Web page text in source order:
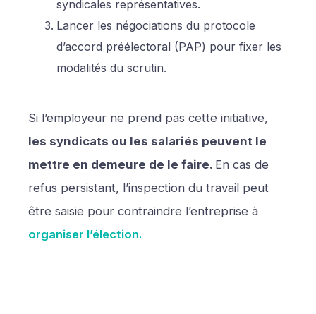
syndicales représentatives.
Lancer les négociations du protocole
d’accord préélectoral (PAP) pour fixer les
modalités du scrutin.
Si l’employeur ne prend pas cette initiative,
les syndicats ou les salariés peuvent le
mettre en demeure de le faire. En cas de
refus persistant, l’inspection du travail peut
être saisie pour contraindre l’entreprise à
organiser l’élection.